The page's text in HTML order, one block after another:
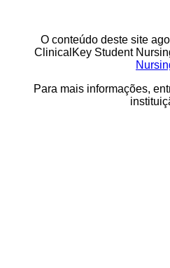
O conteúdo deste site
ClinicalKey Student
Para mais informações,